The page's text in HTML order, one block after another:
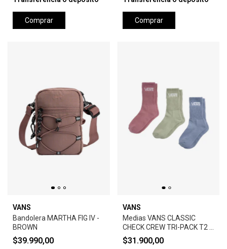
Comprar Comprar
VANS
Bandolera MARTHA FIG IV -
BROWN
$39.990,00
VANS
Medias VANS CLASSIC
CHECK CREW TRI-PACK T2 -
V/R/A
$31.900,00